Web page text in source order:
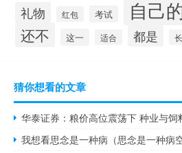
礼物 红包 考试 自己
还不 这一 适合 都是
猜你想看的文章
华泰证券：粮价高位震荡下 种业与饲
我想看思念是一种病（思念是一种病